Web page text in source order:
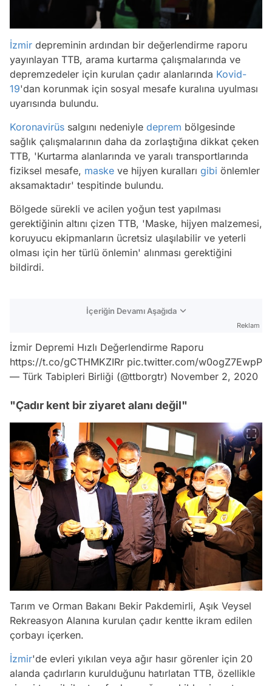
İzmir depreminin ardından bir değerlendirme raporu
yayınlayan TTB, arama kurtarma çalışmalarında ve
depremzedeler için kurulan çadır alanlarında Kovid-
19'dan korunmak için sosyal mesafe kuralına uyulması
uyarısında bulundu.
Koronavirüs salgını nedeniyle deprem bölgesinde
sağlık çalışmalarının daha da zorlaştığına dikkat çeken
TTB, 'Kurtarma alanlarında ve yaralı transportlarında
fiziksel mesafe, maske ve hijyen kuralları gibi önlemler
aksamaktadır' tespitinde bulundu.
Bölgede sürekli ve acilen yoğun test yapılması
gerektiğinin altını çizen TTB, 'Maske, hijyen malzemesi,
koruyucu ekipmanların ücretsiz ulaşılabilir ve yeterli
olması için her türlü önlemin' alınması gerektiğini
bildirdi.
İçeriğin Devamı Aşağıda
Reklam
İzmir Depremi Hızlı Değerlendirme Raporu
https://t.co/gCTHMKZIRr pic.twitter.com/w0ogZ7EwpP
— Türk Tabipleri Birliği (@ttborgtr) November 2, 2020
"Çadır kent bir ziyaret alanı değil"
Tarım ve Orman Bakanı Bekir Pakdemirli, Aşık Veysel
Rekreasyon Alanına kurulan çadır kentte ikram edilen
çorbayı içerken.
İzmir'de evleri yıkılan veya ağır hasır görenler için 20
alanda çadırların kurulduğunu hatırlatan TTB, özellikle